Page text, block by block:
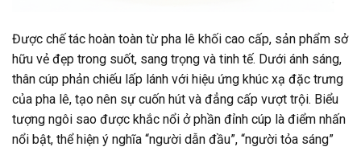
Được chế tác hoàn toàn từ pha lê khối cao cấp, sản phẩm sở
hữu vẻ đẹp trong suốt, sang trọng và tinh tế. Dưới ánh sáng,
thân cúp phản chiếu lấp lánh với hiệu ứng khúc xạ đặc trưng
của pha lê, tạo nên sự cuốn hút và đẳng cấp vượt trội. Biểu
tượng ngôi sao được khắc nổi ở phần đỉnh cúp là điểm nhấn
nổi bật, thể hiện ý nghĩa “người dẫn đầu”, “người tỏa sáng”